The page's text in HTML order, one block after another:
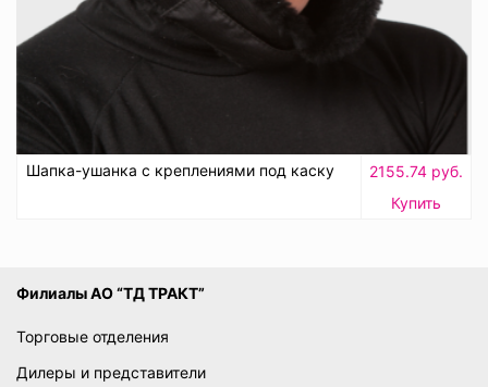
Шапка-ушанка с креплениями под каску
2155.74 руб.
Купить
Филиалы АО “ТД ТРАКТ”
Торговые отделения
Дилеры и представители